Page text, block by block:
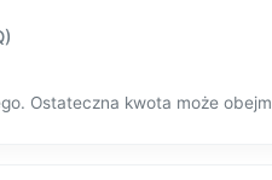
Ostateczna kwota może